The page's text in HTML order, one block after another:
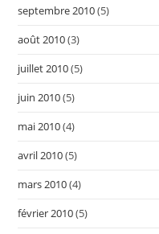
septembre 2010(5)
août 2010(3)
juillet 2010(5)
juin 2010(5)
mai 2010(4)
avril 2010(5)
mars 2010(4)
février 2010(5)